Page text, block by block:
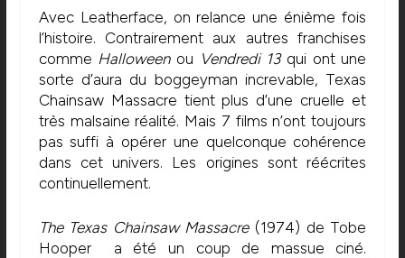
Avec Leatherface, on relance une énième fois
l’histoire. Contrairement aux autres franchises
comme Halloweenou Vendredi 13qui ont une
sorte d’aura du boggeyman increvable, Texas
Chainsaw Massacre tient plus d’une cruelle et
très malsaine réalité. Mais 7 films n’ont toujours
pas suffi à opérer une quelconque cohérence
dans cet univers. Les origines sont réécrites
continuellement.
The Texas Chainsaw Massacre(1974) de Tobe
Hooper a été un coup de massue ciné.